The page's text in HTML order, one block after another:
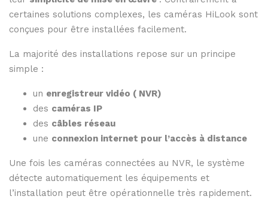
certaines solutions complexes, les caméras HiLook sont
conçues pour être installées facilement.
La majorité des installations repose sur un principe
simple :
un enregistreur vidéo ( NVR)
des caméras IP
des câbles réseau
une connexion internet pour l’accès à distance
Une fois les caméras connectées au NVR, le système
détecte automatiquement les équipements et
l’installation peut être opérationnelle très rapidement.